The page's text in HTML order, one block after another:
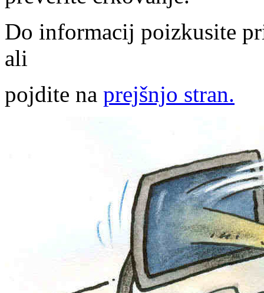
Do informacij poizkusite
ali
pojdite na prejšnjo stran.